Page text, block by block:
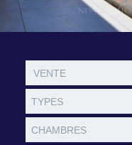
TYPES
CHAMBRES